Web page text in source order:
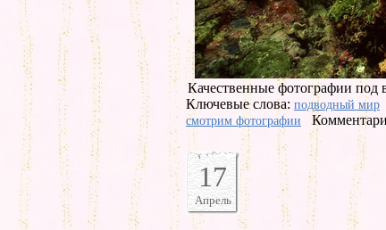
Качественные фотографии под
Ключевые слова: подводный мир
смотрим фотографии
17
Апрель